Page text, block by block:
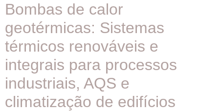
Bombas de calor
geotérmicas: Sistemas
térmicos renováveis e
integrais para processos
industriais, AQS e
climatização de edifícios